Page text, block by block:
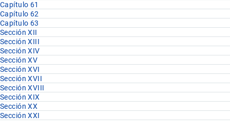
Capítulo 61
Capítulo 62
Capítulo 63
Sección XII
Sección XIII
Sección XIV
Sección XV
Sección XVI
Sección XVII
Sección XVIII
Sección XIX
Sección XX
Sección XXI